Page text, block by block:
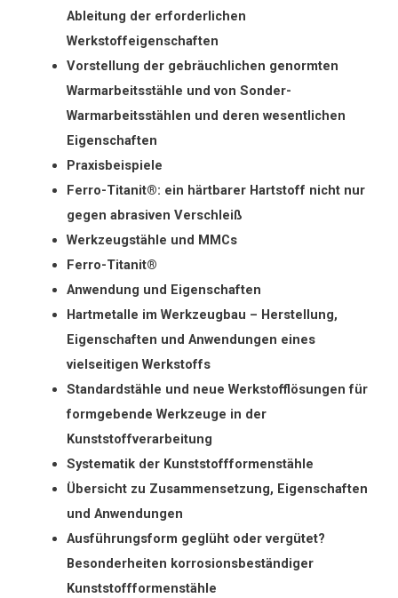
Ableitung der erforderlichen
Werkstoffeigenschaften
Vorstellung der gebräuchlichen genormten
Warmarbeitsstähle und von Sonder-
Warmarbeitsstählen und deren wesentlichen
Eigenschaften
Praxisbeispiele
Ferro-Titanit®: ein härtbarer Hartstoff nicht nur
gegen abrasiven Verschleiß
Werkzeugstähle und MMCs
Ferro-Titanit®
Anwendung und Eigenschaften
Hartmetalle im Werkzeugbau – Herstellung,
Eigenschaften und Anwendungen eines
vielseitigen Werkstoffs
Standardstähle und neue Werkstofflösungen für
formgebende Werkzeuge in der
Kunststoffverarbeitung
Systematik der Kunststoffformenstähle
Übersicht zu Zusammensetzung, Eigenschaften
und Anwendungen
Ausführungsform geglüht oder vergütet?
Besonderheiten korrosionsbeständiger
Kunststoffformenstähle